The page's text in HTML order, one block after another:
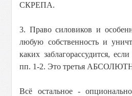
СКРЕПА.
3. Право силовиков и
любую собственность и
каких заблагорассудится,
пп. 1-2. Это третья
Всё остальное -